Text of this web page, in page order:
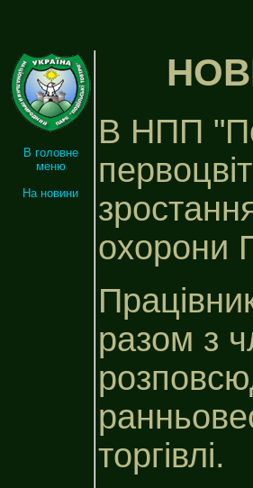
В головне
меню
На новини
В НПП
охорони
разом з
торгівлі.